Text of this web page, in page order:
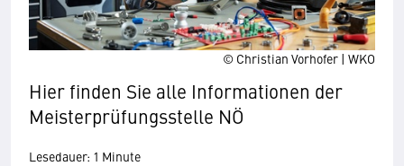
© Christian Vorhofer | WKO
Hier finden Sie alle Informationen der
Meisterprüfungsstelle NÖ
Lesedauer: 1 Minute